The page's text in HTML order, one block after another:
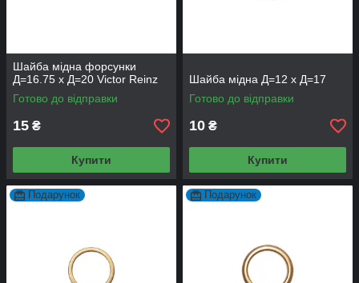
Шайба мідна форсунки
Д=16.75 х Д=20 Victor Reinz
Готово до відправки
15 ₴
Купити
Шайба мідна Д=12 х Д=17
Готово до відправки
10 ₴
Купити
Подарунок Подарунок